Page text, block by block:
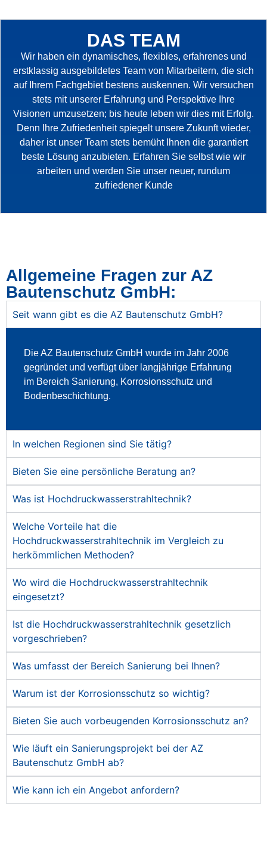
DAS TEAM​
Wir haben ein dynamisches, flexibles, erfahrenes und
erstklassig ausgebildetes Team von Mitarbeitern, die sich
auf Ihrem Fachgebiet bestens auskennen. Wir versuchen
stets mit unserer Erfahrung und Perspektive Ihre
Visionen umzusetzen; bis heute leben wir dies mit Erfolg.
Denn Ihre Zufriedenheit spiegelt unsere Zukunft wieder,
daher ist unser Team stets bemüht Ihnen die garantiert
beste Lösung anzubieten. Erfahren Sie selbst wie wir
arbeiten und werden Sie unser neuer, rundum
zufriedener Kunde
Allgemeine Fragen zur AZ
Bautenschutz GmbH:
Seit wann gibt es die AZ Bautenschutz GmbH?
Die AZ Bautenschutz GmbH wurde im Jahr 2006
gegründet und verfügt über langjährige Erfahrung
im Bereich Sanierung, Korrosionsschutz und
Bodenbeschichtung.
In welchen Regionen sind Sie tätig?
Bieten Sie eine persönliche Beratung an?
Was ist Hochdruckwasserstrahltechnik?
Welche Vorteile hat die
Hochdruckwasserstrahltechnik im Vergleich zu
herkömmlichen Methoden?
Wo wird die Hochdruckwasserstrahltechnik
eingesetzt?
Ist die Hochdruckwasserstrahltechnik gesetzlich
vorgeschrieben?
Was umfasst der Bereich Sanierung bei Ihnen?
Warum ist der Korrosionsschutz so wichtig?
Bieten Sie auch vorbeugenden Korrosionsschutz an?
Wie läuft ein Sanierungsprojekt bei der AZ
Bautenschutz GmbH ab?
Wie kann ich ein Angebot anfordern?